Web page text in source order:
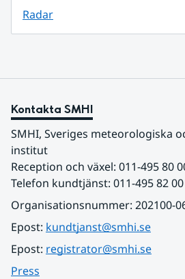
Radar
Kontakta SMHI
SMHI, Sveriges meteorologiska
institut
Reception och växel: 011-495 80
Telefon kundtjänst: 011-495 82 00
Organisationsnummer: 202100-
Epost: kundtjanst@smhi.se
Epost: registrator@smhi.se
Press